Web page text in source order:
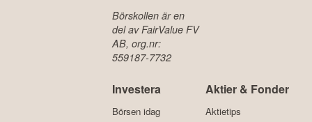
Börskollen är en
del av FairValue FV
AB, org.nr:
559187-7732
Investera
Börsen idag
Aktier & Fonder
Aktietips